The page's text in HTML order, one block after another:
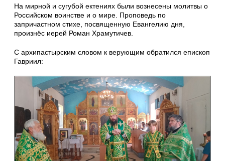
На мирной и сугубой ектениях были вознесены молитвы о
Российском воинстве и о мире. Проповедь по
запричастном стихе, посвященную Евангелию дня,
произнёс иерей Роман Храмутичев.
С архипастырским словом к верующим обратился епископ
Гавриил: